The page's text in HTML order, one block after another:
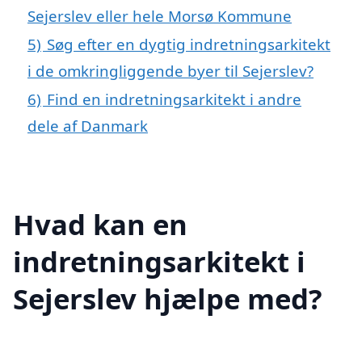
Sejerslev eller hele Morsø Kommune
5) Søg efter en dygtig indretningsarkitekt
i de omkringliggende byer til Sejerslev?
6) Find en indretningsarkitekt i andre
dele af Danmark
Hvad kan en
indretningsarkitekt i
Sejerslev hjælpe med?